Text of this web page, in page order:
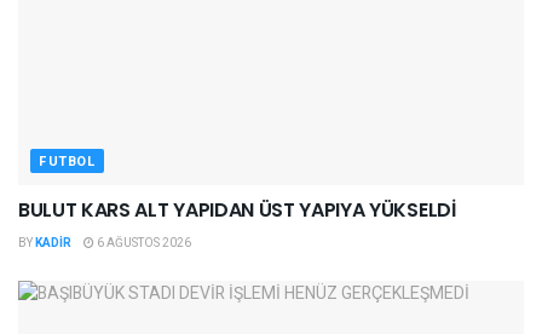
FUTBOL
BULUT KARS ALT YAPIDAN ÜST YAPIYA YÜKSELDİ
BYKADIR 6 AĞUSTOS 2026